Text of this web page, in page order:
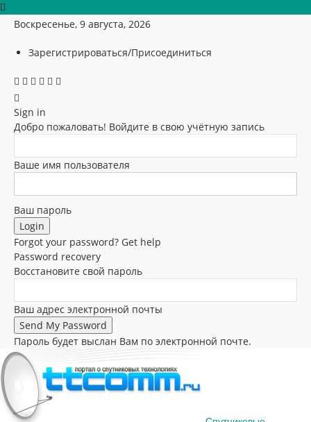
Воскресенье, 9 августа, 2026
Зарегистрироваться/Присоединиться
Sign in
Добро пожаловать! Войдите в свою учётную запись
Ваше имя пользователя
Ваш пароль
Forgot your password? Get help
Password recovery
Восстановите свой пароль
Ваш адрес электронной почты
Пароль будет выслан Вам по электронной почте.